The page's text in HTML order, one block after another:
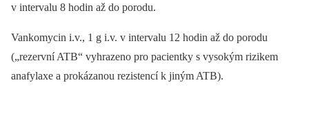
v intervalu 8 hodin až do porodu.
Vankomycin i.v., 1 g i.v. v intervalu 12 hodin až do porodu
(„rezervní ATB“ vyhrazeno pro pacientky s vysokým rizikem
anafylaxe a prokázanou rezistencí k jiným ATB).